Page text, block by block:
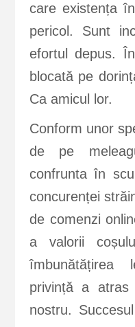
care existența
pericol. Sunt
efortul depus.
blocată pe
Ca amicul lor.
Conform unor
de pe
confrunta în
concurenței
de comenzi
a valorii
îmbunătățirea
privință a atras
nostru.